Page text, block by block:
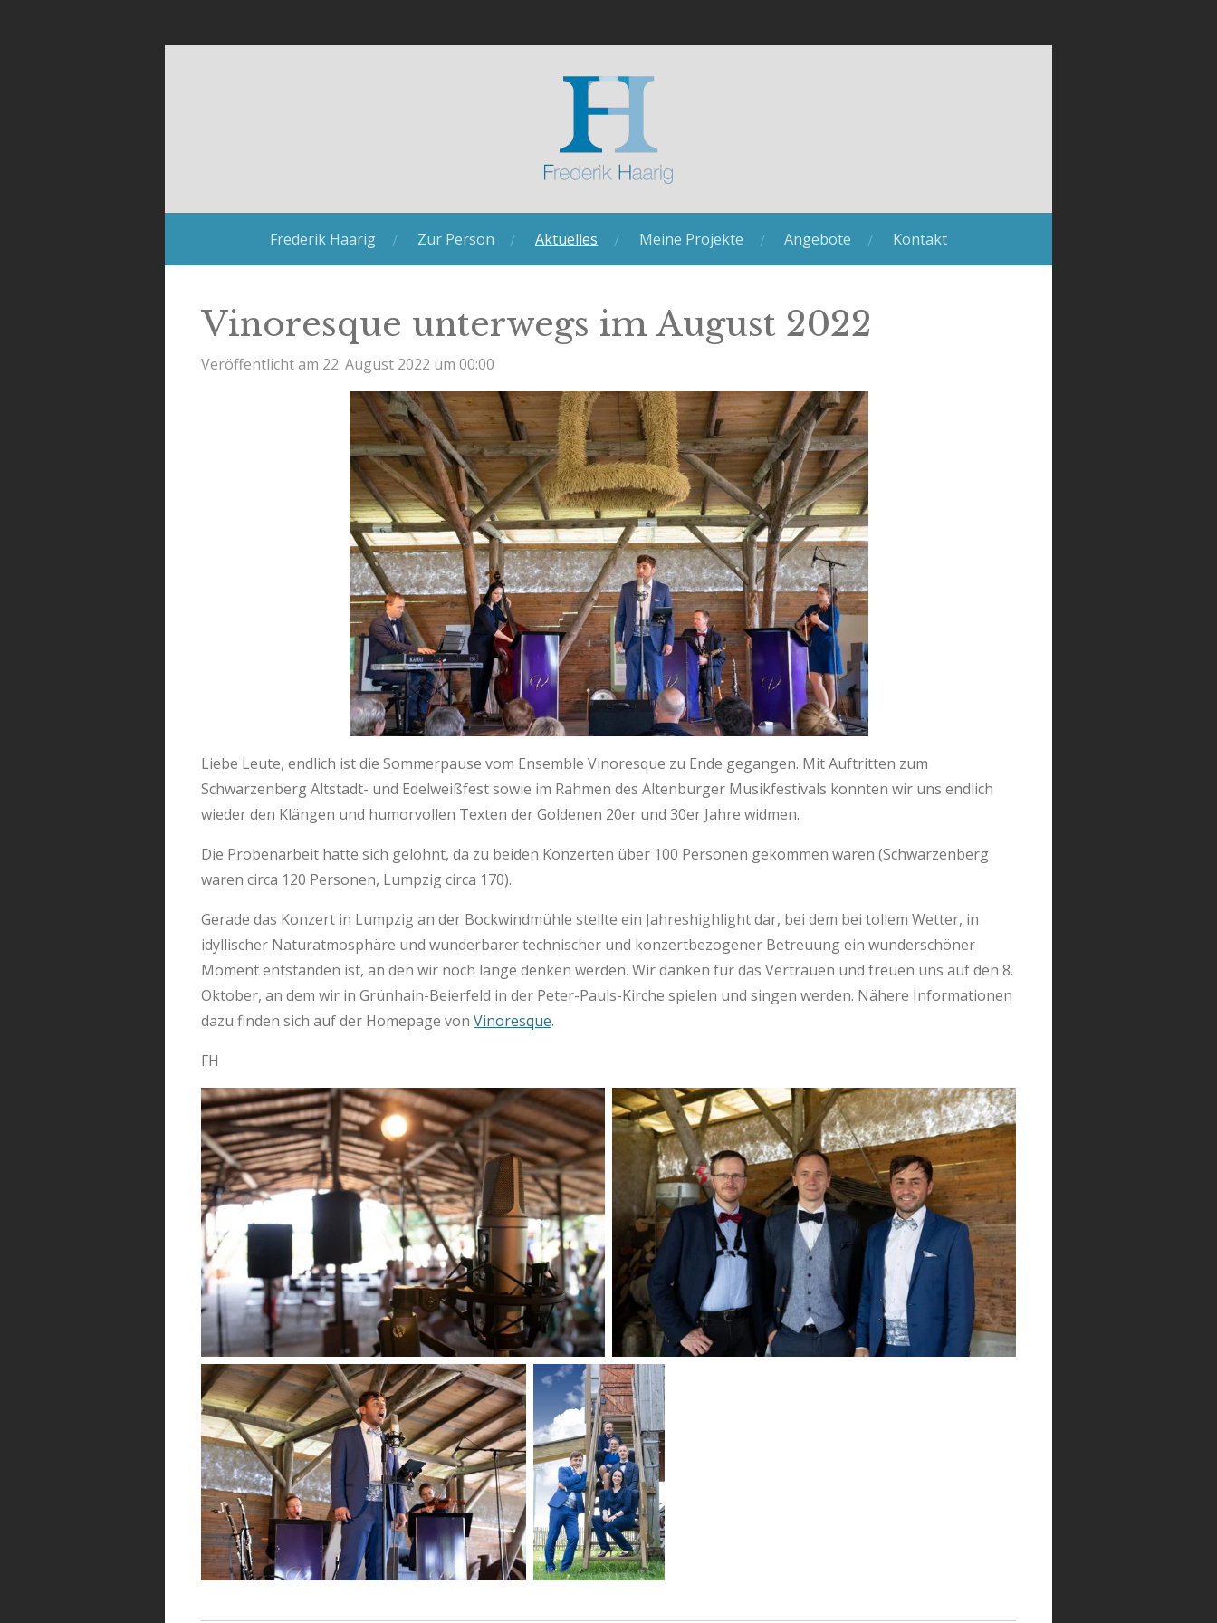
Frederik Haarig Zur Person Aktuelles Meine Projekte Angebote Kontakt
Vinoresque unterwegs im August 2022
Veröffentlicht am 22. August 2022 um 00:00
Liebe Leute, endlich ist die Sommerpause vom Ensemble Vinoresque zu Ende gegangen. Mit Auftritten zum
Schwarzenberg Altstadt- und Edelweißfest sowie im Rahmen des Altenburger Musikfestivals konnten wir uns endlich
wieder den Klängen und humorvollen Texten der Goldenen 20er und 30er Jahre widmen.
Die Probenarbeit hatte sich gelohnt, da zu beiden Konzerten über 100 Personen gekommen waren (Schwarzenberg
waren circa 120 Personen, Lumpzig circa 170).
Gerade das Konzert in Lumpzig an der Bockwindmühle stellte ein Jahreshighlight dar, bei dem bei tollem Wetter, in
idyllischer Naturatmosphäre und wunderbarer technischer und konzertbezogener Betreuung ein wunderschöner
Moment entstanden ist, an den wir noch lange denken werden. Wir danken für das Vertrauen und freuen uns auf den 8.
Oktober, an dem wir in Grünhain-Beierfeld in der Peter-Pauls-Kirche spielen und singen werden. Nähere Informationen
dazu finden sich auf der Homepage von Vinoresque.
FH